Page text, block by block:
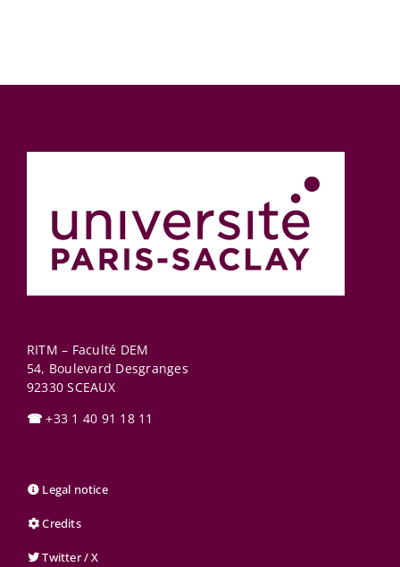
RITM – Faculté DEM
54, Boulevard Desgranges
92330 SCEAUX
☎ +33 1 40 91 18 11
Legal notice
Credits
Twitter / X